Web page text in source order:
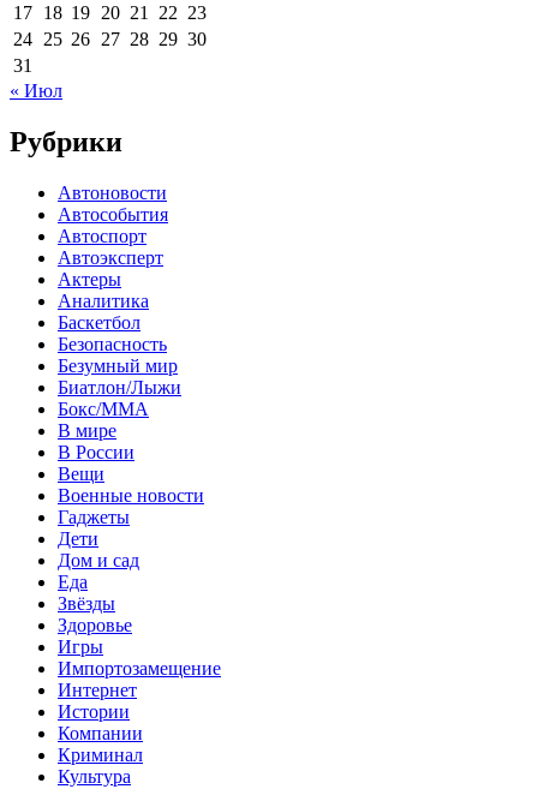
17 18 19 20 21 22 23
24 25 26 27 28 29 30
31
« Июл
Рубрики
Автоновости
Автособытия
Автоспорт
Автоэксперт
Актеры
Аналитика
Баскетбол
Безопасность
Безумный мир
Биатлон/Лыжи
Бокс/MMA
В мире
В России
Вещи
Военные новости
Гаджеты
Дети
Дом и сад
Еда
Звёзды
Здоровье
Игры
Импортозамещение
Интернет
Истории
Компании
Криминал
Культура